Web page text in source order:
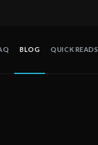
BLOG QUICK READS